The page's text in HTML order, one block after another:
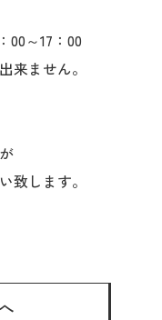
00～17：00
来ません。
致します。